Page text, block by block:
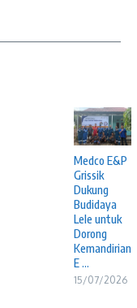
Medco E&P
Grissik
Dukung
Budidaya
Lele untuk
Dorong
Kemandirian
E ...
15/07/2026